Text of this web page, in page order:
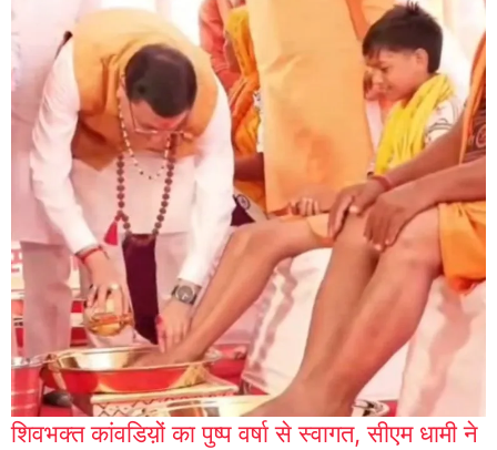
शिवभक्त कांवडिय़ों का पुष्प वर्षा से स्वागत, सीएम धामी ने